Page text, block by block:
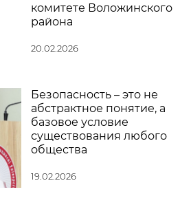
комитете Воложинского
района
20.02.2026
Безопасность – это не
абстрактное понятие, а
базовое условие
существования любого
общества
19.02.2026